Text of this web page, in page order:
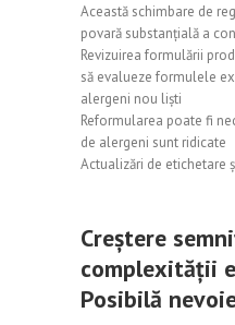
Această schimbare de
povară substanțială a
Revizuirea formulării
să evalueze formulele
alergeni nou liști
Reformularea poate fi
de alergeni sunt ridicate
Actualizări de etichetare
Creștere
complexității
Posibilă